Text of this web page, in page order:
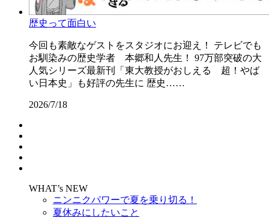
歴史って面白い
今回も素敵なゲストをスタジオにお迎え！ テレビでも
お馴染みの歴史学者 本郷和人先生！ 97万部突破の大
人気シリーズ最新刊「東大教授がおしえる 超！やば
い日本史」も好評の先生に 歴史……
2026/7/18
WHAT’s NEW
ニンニクパワーで夏を乗り切る！
夏休みにしたいこと